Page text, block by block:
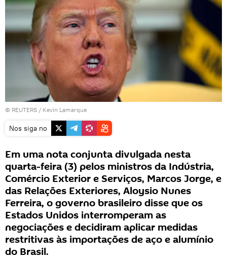
© REUTERS / Kevin Lamarque
Nos siga no
Em uma nota conjunta divulgada nesta
quarta-feira (3) pelos ministros da Indústria,
Comércio Exterior e Serviços, Marcos Jorge, e
das Relações Exteriores, Aloysio Nunes
Ferreira, o governo brasileiro disse que os
Estados Unidos interromperam as
negociações e decidiram aplicar medidas
restritivas às importações de aço e alumínio
do Brasil.